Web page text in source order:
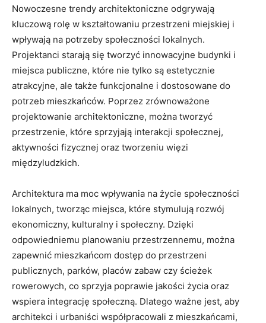
Nowoczesne trendy ‌architektoniczne odgrywają
kluczową rolę w ‍kształtowaniu przestrzeni ⁤miejskiej i
wpływają⁤ na potrzeby społeczności ⁢lokalnych.‌
Projektanci starają się tworzyć innowacyjne‌ budynki i
miejsca publiczne, które ⁣nie tylko są estetycznie
atrakcyjne, ale⁢ także‌ funkcjonalne ⁣i dostosowane‍ do⁤
potrzeb mieszkańców.‌ Poprzez zrównoważone
projektowanie architektoniczne, można tworzyć⁤
przestrzenie, ​które‍ sprzyjają interakcji społecznej,
aktywności ⁤fizycznej oraz‌ tworzeniu⁤ więzi
międzyludzkich.
Architektura ‌ma ​moc wpływania na życie społeczności
⁣lokalnych, tworząc miejsca, ​które stymulują rozwój
ekonomiczny, kulturalny i społeczny.⁣ Dzięki ​
odpowiedniemu planowaniu przestrzennemu,⁢ można
zapewnić mieszkańcom ⁢dostęp do przestrzeni
publicznych,⁤ parków, ​placów zabaw ⁣czy ścieżek
rowerowych, ⁢co sprzyja poprawie ⁢jakości życia oraz
wspiera⁣ integrację społeczną. ⁢Dlatego⁣ ważne⁣ jest, aby
architekci i⁤ urbaniści współpracowali z⁤ mieszkańcami,